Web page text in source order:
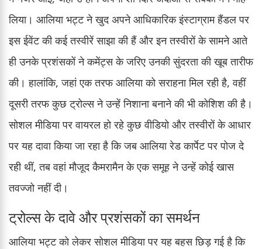
लिया। आलिया भट्ट ने खुद अपने आधिकारिक इंस्टाग्राम हैंडल पर
इस ईवेंट की कई तस्वीरें साझा की हैं और इन तस्वीरों के सामने आते
ही उनके प्रशंसकों ने कमेंट्स के जरिए उनकी सुंदरता की खूब तारीफ
की। हालांकि, जहां एक तरफ आलिया को सराहना मिल रही है, वहीं
दूसरी तरफ कुछ ट्रोल्स ने उन्हें निशाना बनाने की भी कोशिश की है।
सोशल मीडिया पर वायरल हो रहे कुछ वीडियो और तस्वीरों के आधार
पर यह दावा किया जा रहा है कि जब आलिया रेड कार्पेट पर पोज दे
रही थीं, तब वहां मौजूद कैमरामैन के एक समूह ने उन्हें कोई खास
तवज्जो नहीं दी।
ट्रोल्स के दावे और प्रशंसकों का समर्थन
आलिया भट्ट को लेकर सोशल मीडिया पर यह बहस छिड़ गई है कि